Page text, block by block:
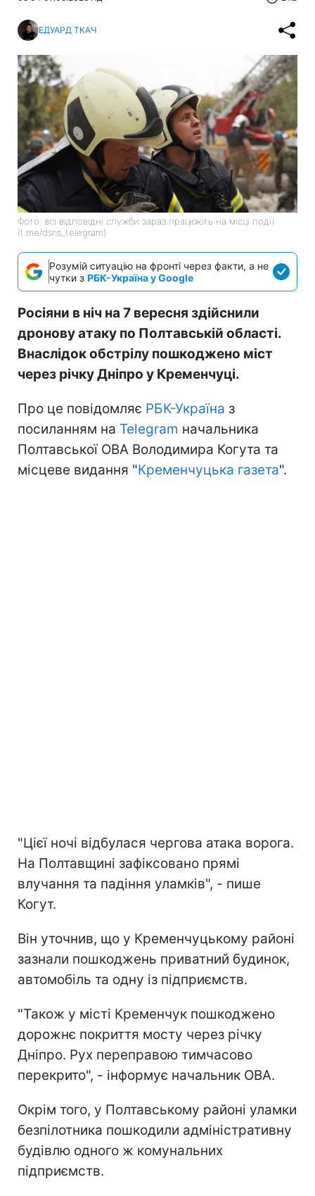
ЕДУАРД ТКАЧ
Фото: всі відповідні служби зараз працюють на місці події
(t.me/dsns_telegram)
Розумій ситуацію на фронті через факти, а не
чутки з РБК-Україна у Google
Росіяни в ніч на 7 вересня здійснили
дронову атаку по Полтавській області.
Внаслідок обстрілу пошкоджено міст
через річку Дніпро у Кременчуці.
Про це повідомляє РБК-Україна з
посиланням на Telegram начальника
Полтавської ОВА Володимира Когута та
місцеве видання "Кременчуцька газета".
"Цієї ночі відбулася чергова атака ворога.
На Полтавщині зафіксовано прямі
влучання та падіння уламків", - пише
Когут.
Він уточнив, що у Кременчуцькому районі
зазнали пошкоджень приватний будинок,
автомобіль та одну із підприємств.
"Також у місті Кременчук пошкоджено
дорожнє покриття мосту через річку
Дніпро. Рух переправою тимчасово
перекрито", - інформує начальник ОВА.
Окрім того, у Полтавському районі уламки
безпілотника пошкодили адміністративну
будівлю одного ж комунальних
підприємств.